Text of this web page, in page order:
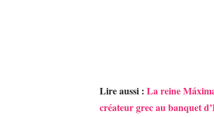
Lire aussi : La reine
créateur grec au banquet